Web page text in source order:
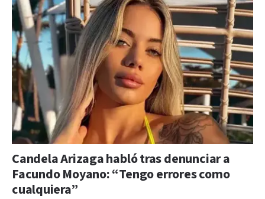
Candela Arizaga habló tras denunciar a
Facundo Moyano: “Tengo errores como
cualquiera”